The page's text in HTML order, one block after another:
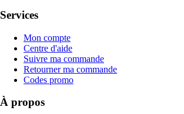
Services
Mon compte
Centre d'aide
Suivre ma commande
Retourner ma commande
Codes promo
À propos